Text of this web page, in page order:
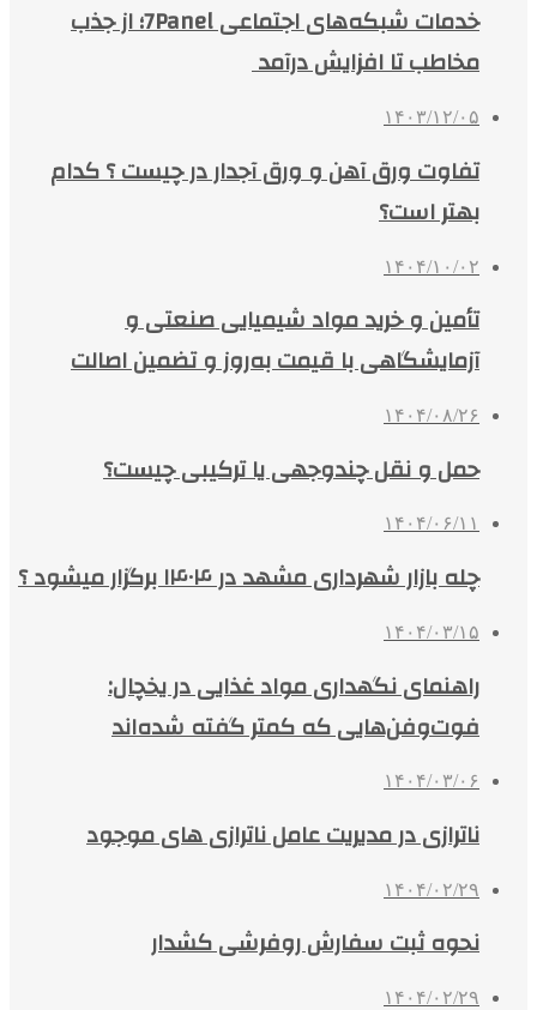
خدمات شبکه‌های اجتماعی 7Panel؛ از جذب
مخاطب تا افزایش درآمد
۱۴۰۳/۱۲/۰۵
تفاوت ورق آهن و ورق آجدار در چیست ؟ کدام
بهتر است؟
۱۴۰۴/۱۰/۰۲
تأمین و خرید مواد شیمیایی صنعتی و
آزمایشگاهی با قیمت به‌روز و تضمین اصالت
۱۴۰۴/۰۸/۲۶
حمل و نقل چندوجهی یا ترکیبی چیست؟
۱۴۰۴/۰۶/۱۱
چله بازار شهرداری مشهد در ۱۴۰۴ برگزار میشود ؟
۱۴۰۴/۰۳/۱۵
راهنمای نگهداری مواد غذایی در یخچال:
فوت‌وفن‌هایی که کمتر گفته شده‌اند
۱۴۰۴/۰۳/۰۶
ناترازی در مدیریت عامل ناترازی های موجود
۱۴۰۴/۰۲/۲۹
نحوه ثبت سفارش روفرشی کشدار
۱۴۰۴/۰۲/۲۹